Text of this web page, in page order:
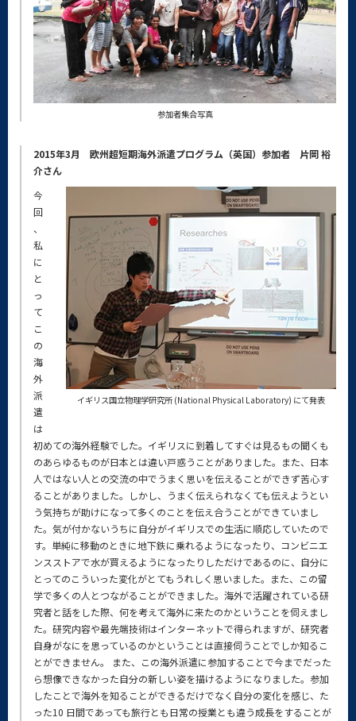
参加者集合写真
2015年3月 欧州超短期海外派遣プログラム（英国）参加者 片岡 裕
介さん
イギリス国立物理学研究所 (National Physical Laboratory) にて発表
今
回
、
私
に
と
っ
て
こ
の
海
外
派
遣
は
初めての海外経験でした。イギリスに到着してすぐは見るもの聞くも
のあらゆるものが日本とは違い戸惑うことがありました。また、日本
人ではない人との交流の中でうまく思いを伝えることができず苦心す
ることがありました。しかし、うまく伝えられなくても伝えようとい
う気持ちが助けになって多くのことを伝え合うことができていまし
た。気が付かないうちに自分がイギリスでの生活に順応していたので
す。単純に移動のときに地下鉄に乗れるようになったり、コンビニエ
ンスストアで水が買えるようになったりしただけであるのに、自分に
とってのこういった変化がとてもうれしく思いました。また、この留
学で多くの人とつながることができました。海外で活躍されている研
究者と話をした際、何を考えて海外に来たのかということを伺えまし
た。研究内容や最先端技術はインターネットで得られますが、研究者
自身がなにを思っているのかということは直接伺うことでしか知るこ
とができません。 また、この海外派遣に参加することで今までだった
ら想像できなかった自分の新しい姿を描けるようになりました。参加
したことで海外を知ることができるだけでなく自分の変化を感じ、た
った10 日間であっても旅行とも日常の授業とも違う成長をすることが